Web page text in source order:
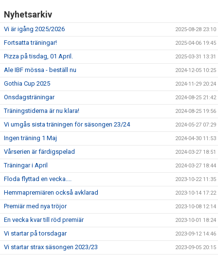
Nyhetsarkiv
Vi är igång 2025/2026 2025-08-28 23:10
Fortsatta träningar! 2025-04-06 19:45
Pizza på tisdag, 01 April. 2025-03-31 13:31
Ale IBF mössa - beställ nu 2024-12-05 10:25
Gothia Cup 2025 2024-11-29 20:24
Onsdagsträningar 2024-08-25 21:42
Träningstiderna är nu klara! 2024-08-25 19:56
Vi umgås sista träningen för säsongen 23/24 2024-05-27 07:29
Ingen träning 1 Maj 2024-04-30 11:53
Vårserien är färdigspelad 2024-03-27 18:51
Träningar i April 2024-03-27 18:44
Floda flyttad en vecka.... 2023-10-22 11:35
Hemmapremiären också avklarad 2023-10-14 17:22
Premiär med nya tröjor 2023-10-08 12:14
En vecka kvar till röd premiär 2023-10-01 18:24
Vi startar på torsdagar 2023-09-12 14:46
Vi startar strax säsongen 2023/23 2023-09-05 20:15